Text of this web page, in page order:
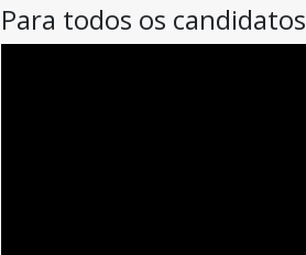
Para todos os candidatos